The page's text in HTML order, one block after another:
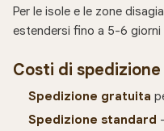
Per le isole e le zone
estendersi fino a 5-6 giorni
Costi di spedizione
Spedizione gratuita
Spedizione standard